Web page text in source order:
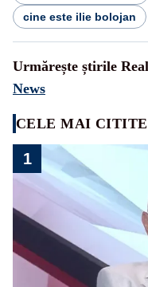
cine este ilie bolojan
Urmărește știrile
News
CELE MAI CITITE
1